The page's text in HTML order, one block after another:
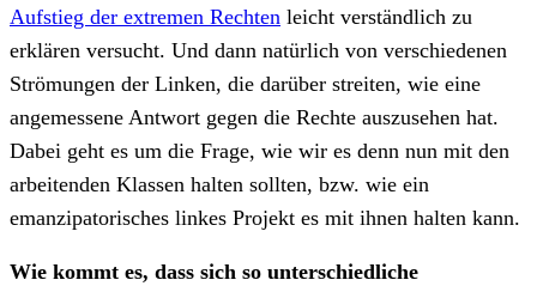
Aufstieg der extremen Rechten leicht verständlich zu
erklären versucht. Und dann natürlich von verschiedenen
Strömungen der Linken, die darüber streiten, wie eine
angemessene Antwort gegen die Rechte auszusehen hat.
Dabei geht es um die Frage, wie wir es denn nun mit den
arbeitenden Klassen halten sollten, bzw. wie ein
emanzipatorisches linkes Projekt es mit ihnen halten kann.
Wie kommt es, dass sich so unterschiedliche